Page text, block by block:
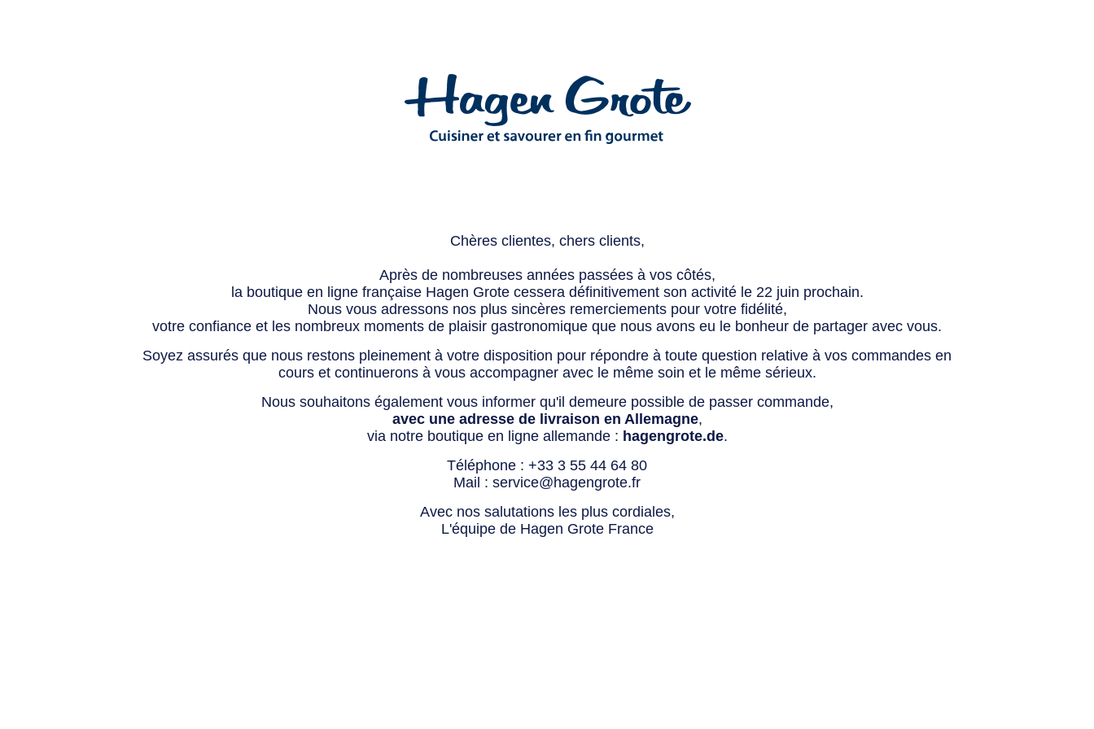
Chères clientes, chers clients,
Après de nombreuses années passées à vos côtés,
la boutique en ligne française Hagen Grote cessera définitivement son activité le 22 juin prochain.
Nous vous adressons nos plus sincères remerciements pour votre fidélité,
votre confiance et les nombreux moments de plaisir gastronomique que nous avons eu le bonheur de partager avec vous.
Soyez assurés que nous restons pleinement à votre disposition pour répondre à toute question relative à vos commandes en
cours et continuerons à vous accompagner avec le même soin et le même sérieux.
Nous souhaitons également vous informer qu'il demeure possible de passer commande,
avec une adresse de livraison en Allemagne,
via notre boutique en ligne allemande : hagengrote.de.
Téléphone : +33 3 55 44 64 80
Mail : service@hagengrote.fr
Avec nos salutations les plus cordiales,
L'équipe de Hagen Grote France